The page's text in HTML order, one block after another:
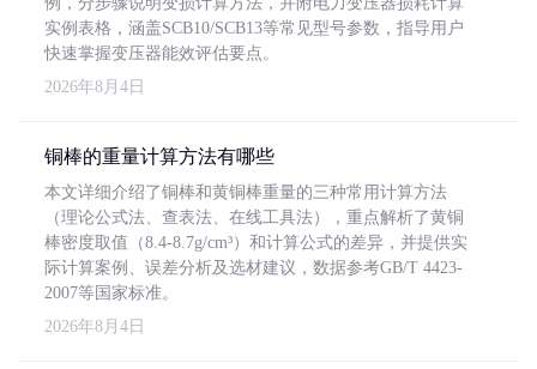
实例表格，涵盖SCB10/SCB13等常见型号参数，指导用户
快速掌握变压器能效评估要点。
2026年8月4日
铜棒的重量计算方法有哪些
本文详细介绍了铜棒和黄铜棒重量的三种常用计算方法
（理论公式法、查表法、在线工具法），重点解析了黄铜
棒密度取值（8.4-8.7g/cm³）和计算公式的差异，并提供实
际计算案例、误差分析及选材建议，数据参考GB/T 4423-
2007等国家标准。
2026年8月4日